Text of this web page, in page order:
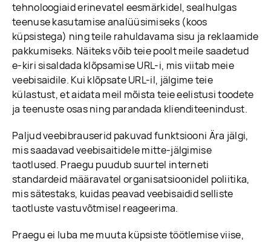
tehnoloogiaid erinevatel eesmärkidel, sealhulgas
teenuse kasutamise analüüsimiseks (koos
küpsistega) ning teile rahuldavama sisu ja reklaamide
pakkumiseks. Näiteks võib teie poolt meile saadetud
e-kiri sisaldada klõpsamise URL-i, mis viitab meie
veebisaidile. Kui klõpsate URL-il, jälgime teie
külastust, et aidata meil mõista teie eelistusi toodete
ja teenuste osas ning parandada klienditeenindust.
Paljud veebibrauserid pakuvad funktsiooni Ära jälgi,
mis saadavad veebisaitidele mitte-jälgimise
taotlused. Praegu puudub suurtel interneti
standardeid määravatel organisatsioonidel poliitika,
mis sätestaks, kuidas peavad veebisaidid selliste
taotluste vastuvõtmisel reageerima.
Praegu ei luba me muuta küpsiste töötlemise viise,